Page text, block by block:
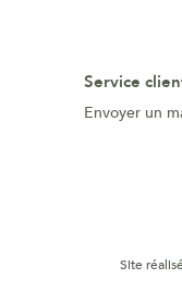
Service
Envoyer un
Site